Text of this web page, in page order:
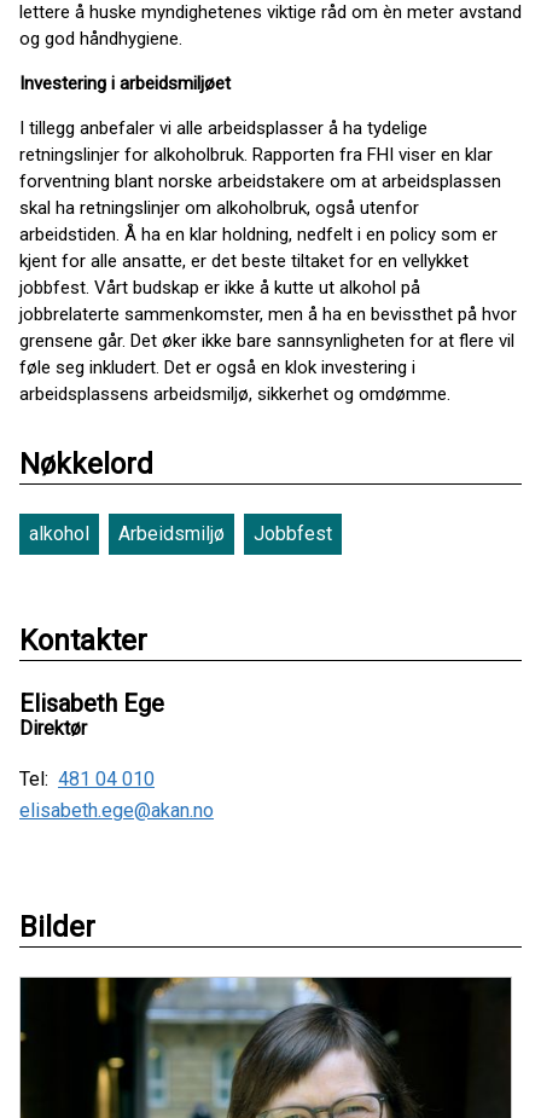
lettere å huske myndighetenes viktige råd om èn meter avstand
og god håndhygiene.
Investering i arbeidsmiljøet
I tillegg anbefaler vi alle arbeidsplasser å ha tydelige
retningslinjer for alkoholbruk. Rapporten fra FHI viser en klar
forventning blant norske arbeidstakere om at arbeidsplassen
skal ha retningslinjer om alkoholbruk, også utenfor
arbeidstiden. Å ha en klar holdning, nedfelt i en policy som er
kjent for alle ansatte, er det beste tiltaket for en vellykket
jobbfest. Vårt budskap er ikke å kutte ut alkohol på
jobbrelaterte sammenkomster, men å ha en bevissthet på hvor
grensene går. Det øker ikke bare sann­synligheten for at flere vil
føle seg inkludert. Det er også en klok investering i
arbeidsplassens arbeidsmiljø, sikkerhet og omdømme.
Nøkkelord
alkohol Arbeidsmiljø Jobbfest
Kontakter
Elisabeth Ege
Direktør
Tel: 481 04 010
elisabeth.ege@akan.no
Bilder